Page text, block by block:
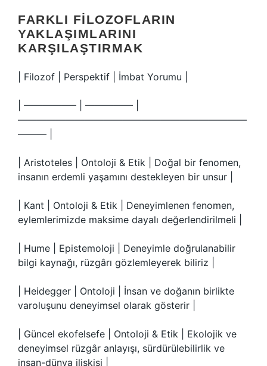
FARKLI FILOZOFLARIN
YAKLAŞIMLARINI
KARŞILAŞTIRMAK
| Filozof | Perspektif | İmbat Yorumu |
| —————– | ————— |
————————————————————————
——— |
| Aristoteles | Ontoloji & Etik | Doğal bir fenomen,
insanın erdemli yaşamını destekleyen bir unsur |
| Kant | Ontoloji & Etik | Deneyimlenen fenomen,
eylemlerimizde maksime dayalı değerlendirilmeli |
| Hume | Epistemoloji | Deneyimle doğrulanabilir
bilgi kaynağı, rüzgârı gözlemleyerek biliriz |
| Heidegger | Ontoloji | İnsan ve doğanın birlikte
varoluşunu deneyimsel olarak gösterir |
| Güncel ekofelsefe | Ontoloji & Etik | Ekolojik ve
deneyimsel rüzgâr anlayışı, sürdürülebilirlik ve
insan-dünya ilişkisi |